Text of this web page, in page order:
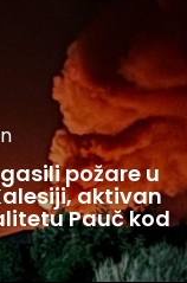
požare u
aktivan
Pauč kod